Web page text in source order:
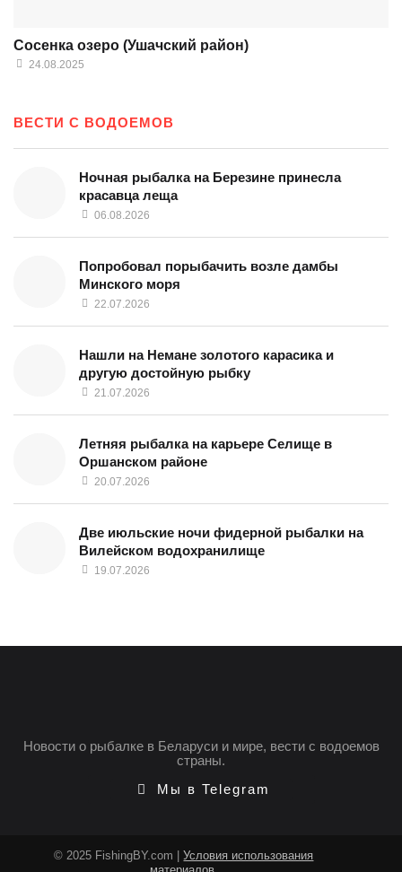
Сосенка озеро (Ушачский район)
24.08.2025
ВЕСТИ С ВОДОЕМОВ
Ночная рыбалка на Березине принесла
красавца леща
06.08.2026
Попробовал порыбачить возле дамбы
Минского моря
22.07.2026
Нашли на Немане золотого карасика и
другую достойную рыбку
21.07.2026
Летняя рыбалка на карьере Селище в
Оршанском районе
20.07.2026
Две июльские ночи фидерной рыбалки на
Вилейском водохранилище
19.07.2026
Новости о рыбалке в Беларуси и мире, вести с водоемов
страны.
Мы в Telegram
© 2025 FishingBY.com |Условия использования